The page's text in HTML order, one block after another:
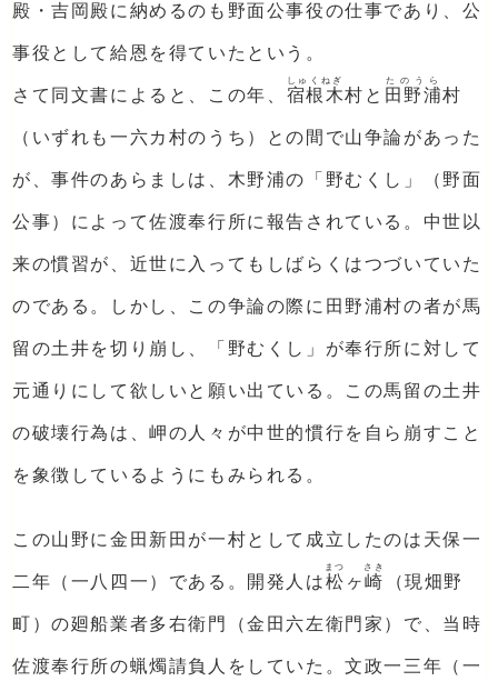
殿・吉岡殿に納めるのも野面公事役の仕事であり、公
事役として給恩を得ていたという。
さて同文書によると、この年、 宿根木
しゅくねぎ
村と 田野浦
たのうら
村
（いずれも一六カ村のうち）との間で山争論があった
が、事件のあらましは、木野浦の「野むくし」（野面
公事）によって佐渡奉行所に報告されている。中世以
来の慣習が、近世に入ってもしばらくはつづいていた
のである。しかし、この争論の際に田野浦村の者が馬
留の土井を切り崩し、「野むくし」が奉行所に対して
元通りにして欲しいと願い出ている。この馬留の土井
の破壊行為は、岬の人々が中世的慣行を自ら崩すこと
を象徴しているようにもみられる。
この山野に金田新田が一村として成立したのは天保一
二年（一八四一）である。開発人は松
まつ
ヶ崎
さき
（現畑野
町）の廻船業者多右衛門（金田六左衛門家）で、当時
佐渡奉行所の蝋燭請負人をしていた。文政一三年（一